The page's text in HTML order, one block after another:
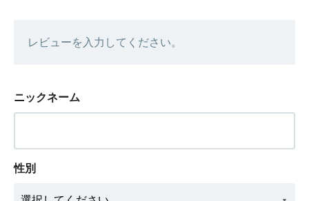
レビューを入力してください。
ニックネーム
性別